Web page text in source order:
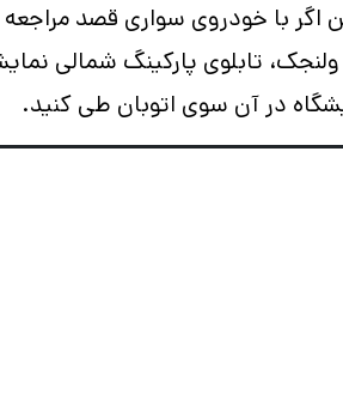
اگر با خودروی سواری قصد
تابلوی پارکینگ شمالی
در آن سوی اتوبان طی کنید.